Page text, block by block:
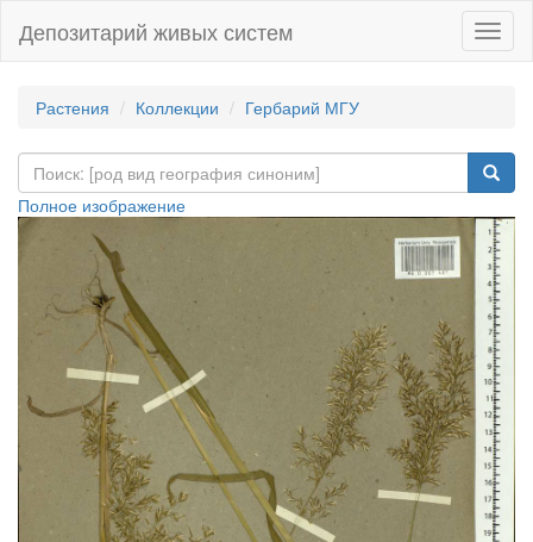
Депозитарий живых систем
Растения Коллекции Гербарий МГУ
Полное изображение